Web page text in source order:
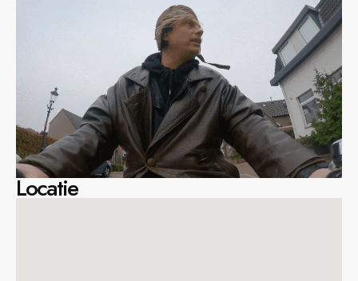
Locatie